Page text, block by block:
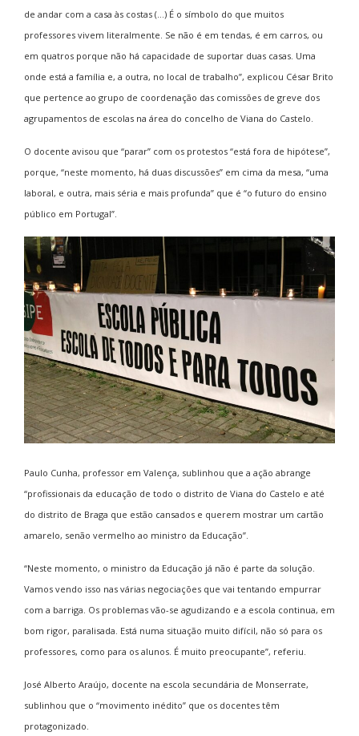
de andar com a casa às costas (…) É o símbolo do que muitos
professores vivem literalmente. Se não é em tendas, é em carros, ou
em quatros porque não há capacidade de suportar duas casas. Uma
onde está a família e, a outra, no local de trabalho”, explicou César Brito
que pertence ao grupo de coordenação das comissões de greve dos
agrupamentos de escolas na área do concelho de Viana do Castelo.
O docente avisou que “parar” com os protestos “está fora de hipótese”,
porque, “neste momento, há duas discussões” em cima da mesa, “uma
laboral, e outra, mais séria e mais profunda” que é “o futuro do ensino
público em Portugal”.
Paulo Cunha, professor em Valença, sublinhou que a ação abrange
“profissionais da educação de todo o distrito de Viana do Castelo e até
do distrito de Braga que estão cansados e querem mostrar um cartão
amarelo, senão vermelho ao ministro da Educação”.
“Neste momento, o ministro da Educação já não é parte da solução.
Vamos vendo isso nas várias negociações que vai tentando empurrar
com a barriga. Os problemas vão-se agudizando e a escola continua, em
bom rigor, paralisada. Está numa situação muito difícil, não só para os
professores, como para os alunos. É muito preocupante”, referiu.
José Alberto Araújo, docente na escola secundária de Monserrate,
sublinhou que o “movimento inédito” que os docentes têm
protagonizado.